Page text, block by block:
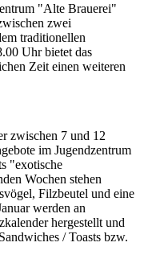
"Alte Brauerei"
zwei
traditionellen
Uhr bietet das
Zeit einen weiteren
zwischen 7 und 12
im Jugendzentrum
"exotische
Wochen stehen
Filzbeutel und eine
werden an
hergestellt und
/ Toasts bzw.